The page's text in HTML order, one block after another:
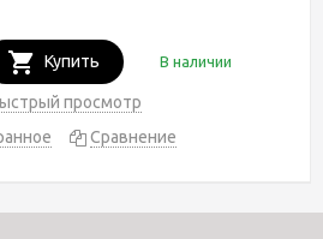
Купить В наличии
просмотр
Сравнение